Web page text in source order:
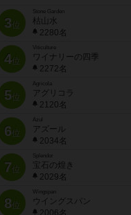
3位
Stone Garden
枯山水
2280名
4位
Viticulture
ワイナリーの四季
2272名
5位
Agricola
アグリコラ
2120名
6位
Azul
アズール
2034名
7位
宝石の煌き
2029名
8位
Wingspan
ウイングスパン
2006名